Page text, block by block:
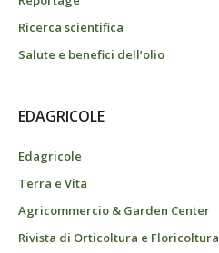
Ricerca scientifica
Salute e benefici dell’olio
EDAGRICOLE
Edagricole
Terra e Vita
Agricommercio & Garden Center
Rivista di Orticoltura e Floricoltura